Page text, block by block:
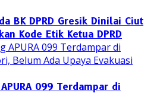
BK DPRD Gresik Dinilai Ciut
Kode Etik Ketua DPRD
099 Terdampar di